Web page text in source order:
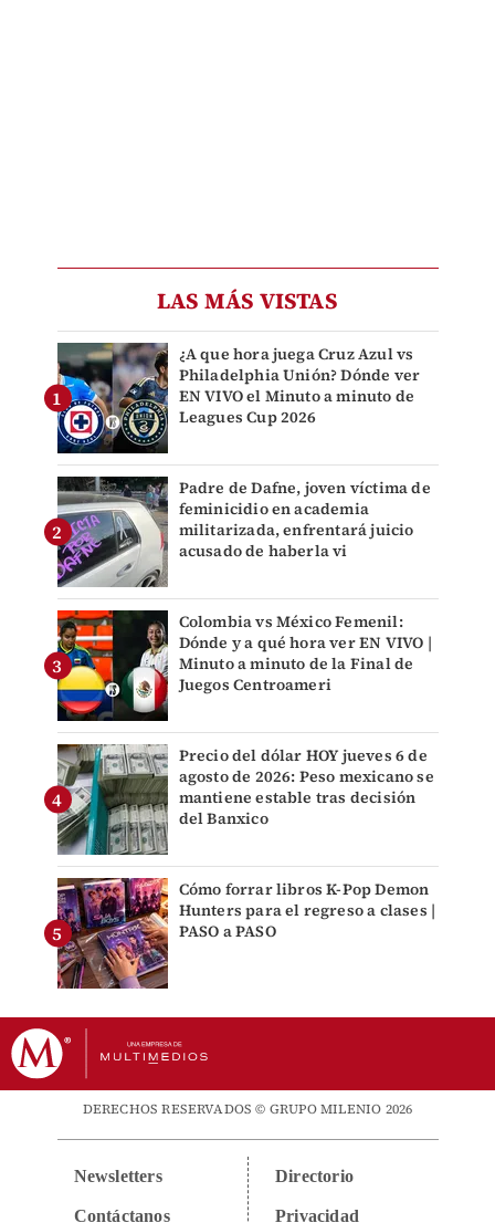
LAS MÁS VISTAS
¿A que hora juega Cruz Azul vs
Philadelphia Unión? Dónde ver
EN VIVO el Minuto a minuto de
Leagues Cup 2026
Padre de Dafne, joven víctima de
feminicidio en academia
militarizada, enfrentará juicio
acusado de haberla vi
Colombia vs México Femenil:
Dónde y a qué hora ver EN VIVO |
Minuto a minuto de la Final de
Juegos Centroameri
Precio del dólar HOY jueves 6 de
agosto de 2026: Peso mexicano se
mantiene estable tras decisión
del Banxico
Cómo forrar libros K-Pop Demon
Hunters para el regreso a clases |
PASO a PASO
DERECHOS RESERVADOS © GRUPO MILENIO 2026
Newsletters
Contáctanos
Directorio
Privacidad